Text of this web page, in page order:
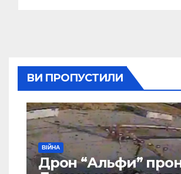
ВИ ПРОПУСТИЛИ
ВІЙНА
Дрон “Альфи”